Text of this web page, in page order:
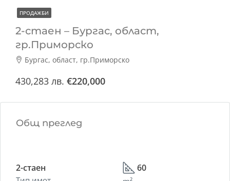
ПРОДАЖБИ
2-стаен – Бургас, област,
гр.Приморско
Бургас, област, гр.Приморско
430,283 лв. €220,000
Общ преглед
2-стаен 60